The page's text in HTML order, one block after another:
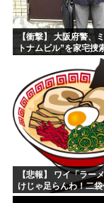
中国新聞「高市総理
韓国人「現在の日本
【衝撃】 大阪府警、
トナムビル”を家宅捜
【悲報】 ワイ「ラー
けじゃ足らんわ！二
ろ！」→結果ｗｗｗ